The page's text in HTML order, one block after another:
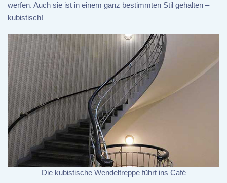
werfen. Auch sie ist in einem ganz bestimmten Stil gehalten –
kubistisch!
Die kubistische Wendeltreppe führt ins Café